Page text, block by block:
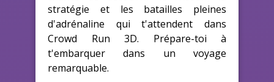
stratégie et les batailles pleines
d'adrénaline qui t'attendent dans
Crowd Run 3D. Prépare-toi à
t'embarquer dans un voyage
remarquable.